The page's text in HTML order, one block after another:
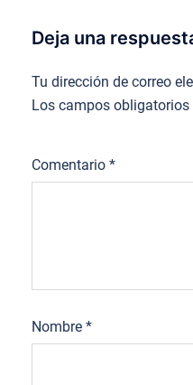
Deja una
Tu dirección de correo
Los campos
Comentario *
Nombre *